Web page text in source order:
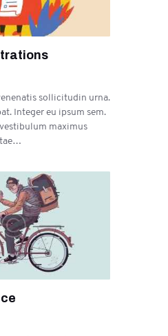
sollicitudin urna.
Integer eu ipsum sem.
maximus